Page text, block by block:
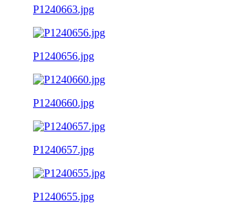
P1240663.jpg
P1240656.jpg
P1240660.jpg
P1240657.jpg
P1240655.jpg